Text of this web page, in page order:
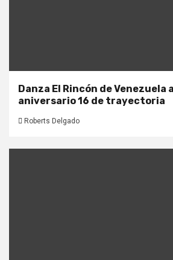
Danza El Rincón de Venezuela
aniversario 16 de trayectoria
Roberts Delgado